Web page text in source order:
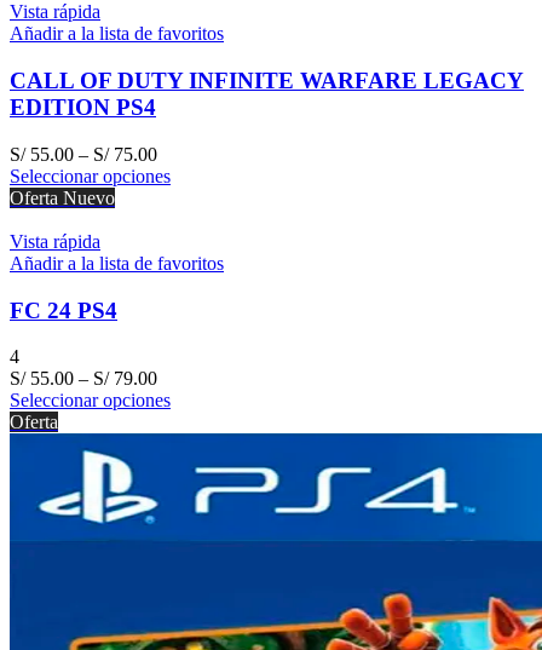
Vista rápida
Añadir a la lista de favoritos
CALL OF DUTY INFINITE WARFARE LEGACY
EDITION PS4
S/55.00 – S/75.00
Seleccionar opciones
Oferta Nuevo
Vista rápida
Añadir a la lista de favoritos
FC 24 PS4
4
S/55.00 – S/79.00
Seleccionar opciones
Oferta